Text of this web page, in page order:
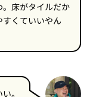
床がタイルだか
くていいやん
。